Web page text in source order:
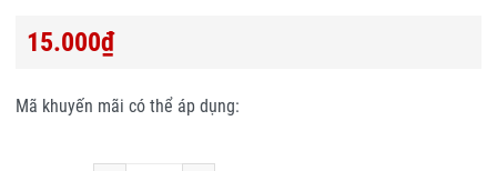
15.000₫
Mã khuyến mãi có thể áp dụng: